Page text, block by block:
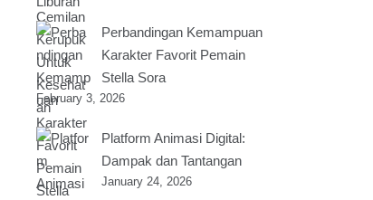
Perbandingan Kemampuan
Karakter Favorit Pemain
Stella Sora
February 3, 2026
Platform Animasi Digital:
Dampak dan Tantangan
January 24, 2026